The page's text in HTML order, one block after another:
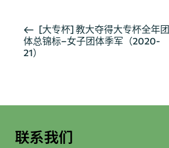
活
动
导
[大专杯] 教大夺得大专杯全年团
体总锦标–女子团体季军（2020-
21）
联系我们